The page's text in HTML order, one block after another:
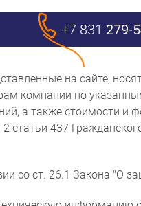
+7 831 279-
на сайте,
компании по
а также стоимости
статьи 437
со ст. 26.1 Закона "О